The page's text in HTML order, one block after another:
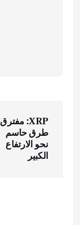
ص
XRP: مفترق
طرق حاسم
نحو الارتفاع
الكبير